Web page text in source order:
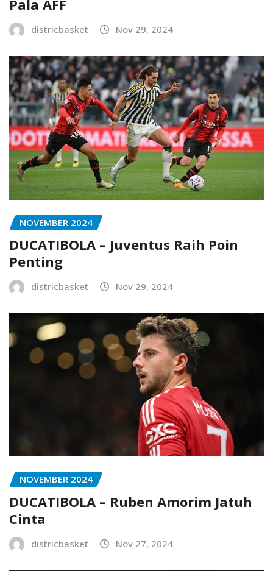
Pala AFF
districbasket Nov 29, 2024
NOVEMBER 2024
DUCATIBOLA – Juventus Raih Poin
Penting
districbasket Nov 29, 2024
NOVEMBER 2024
DUCATIBOLA – Ruben Amorim Jatuh
Cinta
districbasket Nov 27, 2024